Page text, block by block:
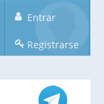
Entrar
Registrarse